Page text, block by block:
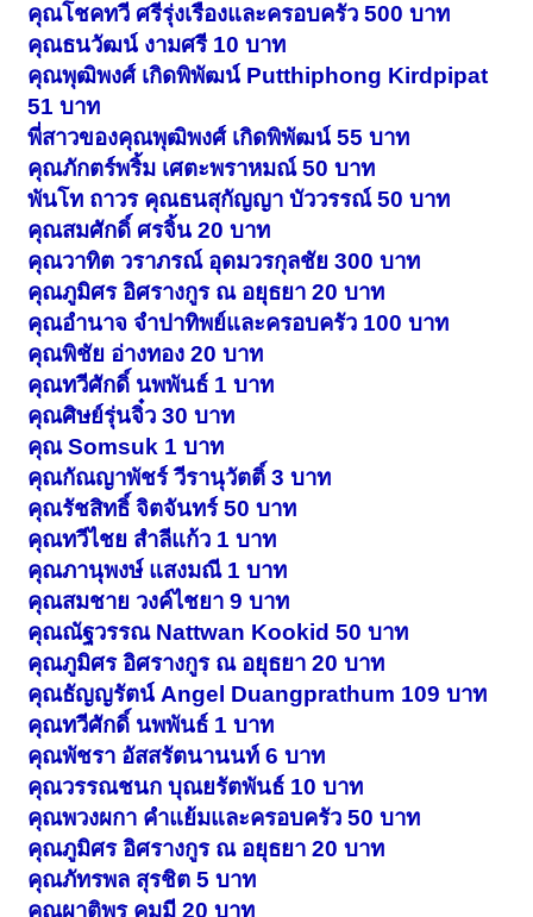
คุณโชคทวี ศรีรุ่งเรืองและครอบครัว 500 บาท
คุณธนวัฒน์ งามศรี 10 บาท
คุณพุฒิพงศ์ เกิดพิพัฒน์ Putthiphong Kirdpipat
51 บาท
พี่สาวของคุณพุฒิพงศ์ เกิดพิพัฒน์ 55 บาท
คุณภักตร์พริ้ม เศตะพราหมณ์ 50 บาท
พันโท ถาวร คุณธนสุกัญญา บัววรรณ์ 50 บาท
คุณสมศักดิ์ ศรจิ้น 20 บาท
คุณวาทิต วราภรณ์ อุดมวรกุลชัย 300 บาท
คุณภูมิศร อิศรางกูร ณ อยุธยา 20 บาท
คุณอำนาจ จำปาทิพย์และครอบครัว 100 บาท
คุณพิชัย อ่างทอง 20 บาท
คุณทวีศักดิ์ นพพันธ์ 1 บาท
คุณศิษย์รุ่นจิ๋ว 30 บาท
คุณ Somsuk 1 บาท
คุณกัณญาพัชร์ วีรานุวัตติ์ 3 บาท
คุณรัชสิทธิ์ จิตจันทร์ 50 บาท
คุณทวีไชย สำลีแก้ว 1 บาท
คุณภานุพงษ์ แสงมณี 1 บาท
คุณสมชาย วงค์ไชยา 9 บาท
คุณณัฐวรรณ Nattwan Kookid 50 บาท
คุณภูมิศร อิศรางกูร ณ อยุธยา 20 บาท
คุณธัญญรัตน์ Angel Duangprathum 109 บาท
คุณทวีศักดิ์ นพพันธ์ 1 บาท
คุณพัชรา อัสสรัตนานนท์ 6 บาท
คุณวรรณชนก บุณยรัตพันธ์ 10 บาท
คุณพวงผกา คำแย้มและครอบครัว 50 บาท
คุณภูมิศร อิศรางกูร ณ อยุธยา 20 บาท
คุณภัทรพล สุรชิต 5 บาท
คุณผาติพร คมมี 20 บาท